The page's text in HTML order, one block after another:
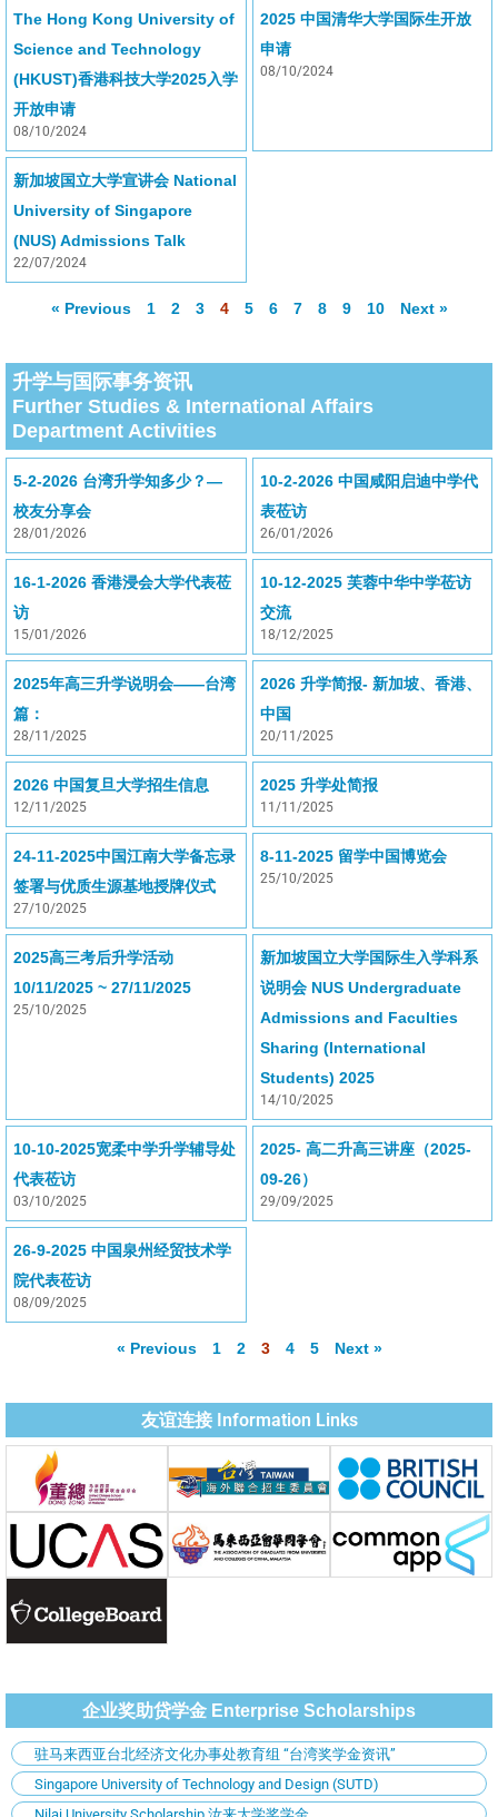
升学与国际事务资讯
Further Studies & International Affairs
Department Activities
5-2-2026 台湾升学知多少？—
校友分享会
28/01/2026
10-2-2026 中国咸阳启迪中学代
表莅访
26/01/2026
16-1-2026 香港浸会大学代表莅
访
15/01/2026
10-12-2025 芙蓉中华中学莅访
交流
18/12/2025
2025年高三升学说明会——台湾
篇：
28/11/2025
2026 升学简报- 新加坡、香港、
中国
20/11/2025
2026 中国复旦大学招生信息
12/11/2025
2025 升学处简报
11/11/2025
24-11-2025中国江南大学备忘录
签署与优质生源基地授牌仪式
27/10/2025
8-11-2025 留学中国博览会
25/10/2025
2025高三考后升学活动
10/11/2025 ~ 27/11/2025
25/10/2025
新加坡国立大学国际生入学科系
说明会 NUS Undergraduate
Admissions and Faculties
Sharing (International
Students) 2025
14/10/2025
10-10-2025宽柔中学升学辅导处
代表莅访
03/10/2025
2025- 高二升高三讲座（2025-
09-26）
29/09/2025
26-9-2025 中国泉州经贸技术学
院代表莅访
08/09/2025
« Previous 1 2 3 4 5 Next »
The Hong Kong University of
Science and Technology
(HKUST)香港科技大学2025入学
开放申请
08/10/2024
2025 中国清华大学国际生开放
申请
08/10/2024
新加坡国立大学宣讲会 National
University of Singapore
(NUS) Admissions Talk
22/07/2024
« Previous 1 2 3 4 5 6 7 8 9 10 Next »
友谊连接 Information Links
企业奖助贷学金 Enterprise Scholarships
驻马来西亚台北经济文化办事处教育组 “台湾奖学金资讯”
Singapore University of Technology and Design (SUTD)